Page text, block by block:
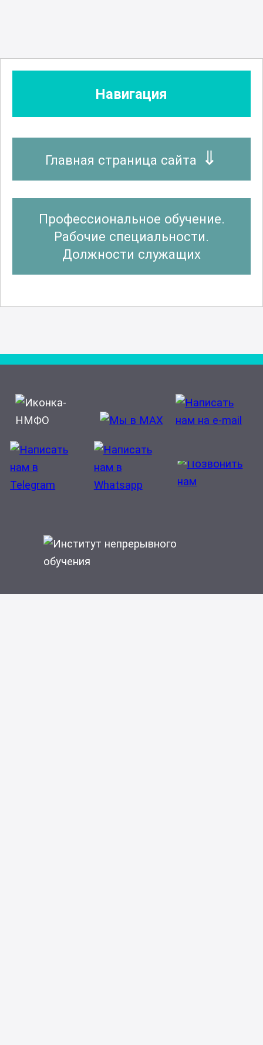
Навигация
Главная страница сайта
Профессиональное обучение.
Рабочие специальности.
Должности служащих